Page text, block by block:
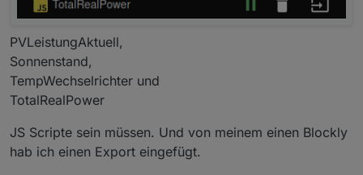
PVLeistungAktuell,
Sonnenstand,
TempWechselrichter und
TotalRealPower
JS Scripte sein müssen. Und von meinem einen Blockly
hab ich einen Export eingefügt.